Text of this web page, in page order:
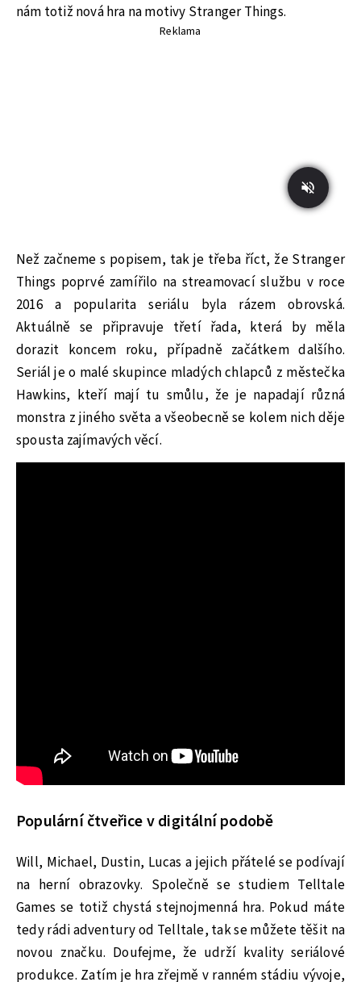
nám totiž nová hra na motivy Stranger Things.
Reklama
Než začneme s popisem, tak je třeba říct, že Stranger
Things poprvé zamířilo na streamovací službu v roce
2016 a popularita seriálu byla rázem obrovská.
Aktuálně se připravuje třetí řada, která by měla
dorazit koncem roku, případně začátkem dalšího.
Seriál je o malé skupince mladých chlapců z městečka
Hawkins, kteří mají tu smůlu, že je napadají různá
monstra z jiného světa a všeobecně se kolem nich děje
spousta zajímavých věcí.
Populární čtveřice v digitální podobě
Will, Michael, Dustin, Lucas a jejich přátelé se podívají
na herní obrazovky. Společně se studiem Telltale
Games se totiž chystá stejnojmenná hra. Pokud máte
tedy rádi adventury od Telltale, tak se můžete těšit na
novou značku. Doufejme, že udrží kvality seriálové
produkce. Zatím je hra zřejmě v ranném stádiu vývoje,